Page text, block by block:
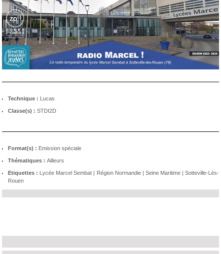
Technique : Lucas
Classe(s) : STDI2D
Format(s) : Emission spéciale
Thématiques : Ailleurs
Etiquettes : Lycée Marcel Sembat | Région Normandie| Seine Maritime|Sotteville-Lès-
Rouen